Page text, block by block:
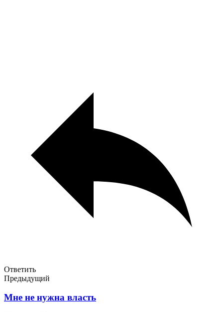
Ответить
Предыдущий
Мне не нужна власть